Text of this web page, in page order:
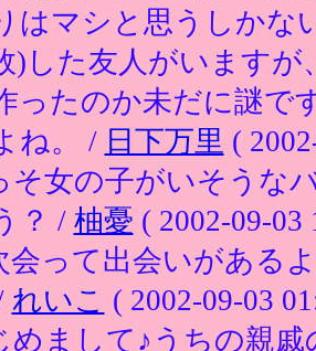
はマシと思うしかな
)した友人がいます
ったのか未だに謎で
ね。 / 日下万里 (
そ女の子がいそうな
？ / 柚憂 ( 2002-09-03
会って出会いがある
れいこ ( 2002-09-03
めまして♪うちの親